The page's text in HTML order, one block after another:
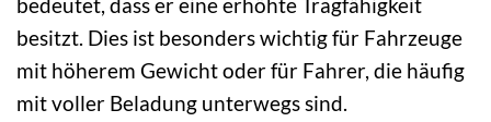
besitzt. Dies ist besonders wichtig für Fahrzeuge
mit höherem Gewicht oder für Fahrer, die häufig
mit voller Beladung unterwegs sind.